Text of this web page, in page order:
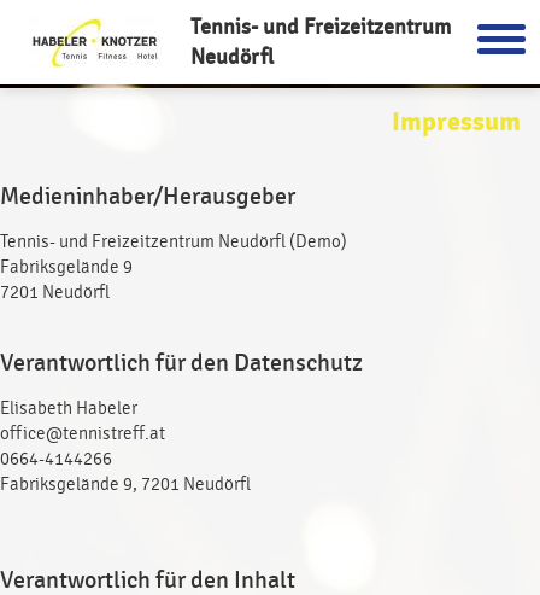
Tennis- und Freizeitzentrum
Neudörfl
Impressum
Medieninhaber/Herausgeber
Tennis- und Freizeitzentrum Neudörfl (Demo)
Fabriksgelände 9
7201 Neudörfl
Verantwortlich für den Datenschutz
Elisabeth Habeler
office@tennistreff.at
0664-4144266
Fabriksgelände 9, 7201 Neudörfl
Verantwortlich für den Inhalt